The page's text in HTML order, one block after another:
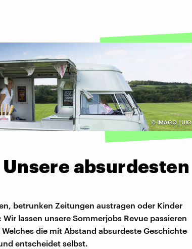
©IMAGO | UIG
absurdesten
betrunken Zeitungen austragen oder Kinder
lassen unsere Sommerjobs Revue passieren
die mit Abstand absurdeste Geschichte
entscheidet selbst.